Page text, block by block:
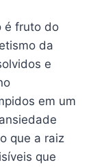
é fruto do
da
e
em um
que a raiz
que